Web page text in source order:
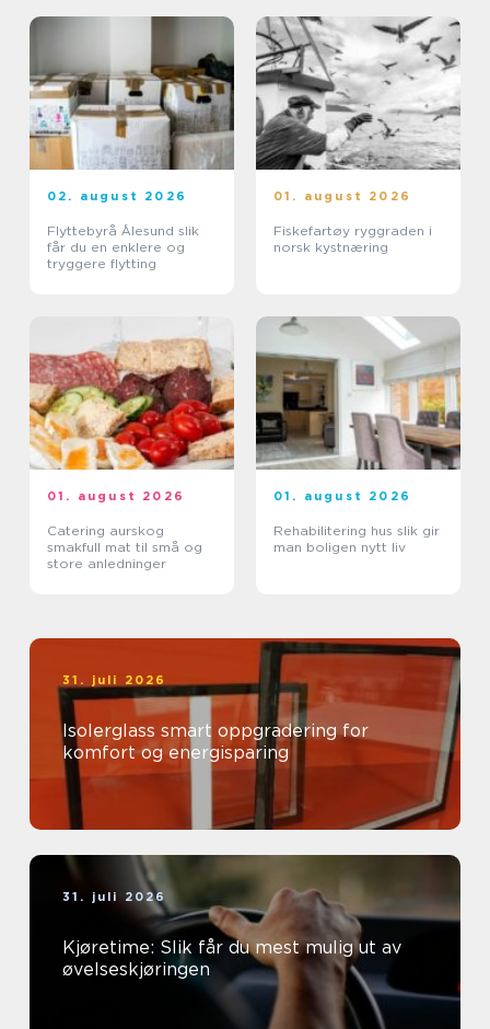
02. august 2026
Flyttebyrå Ålesund slik
får du en enklere og
tryggere flytting
01. august 2026
Fiskefartøy ryggraden i
norsk kystnæring
01. august 2026
Catering aurskog
smakfull mat til små og
store anledninger
01. august 2026
Rehabilitering hus slik gir
man boligen nytt liv
31. juli 2026
Isolerglass smart oppgradering for
komfort og energisparing
31. juli 2026
Kjøretime: Slik får du mest mulig ut av
øvelseskjøringen